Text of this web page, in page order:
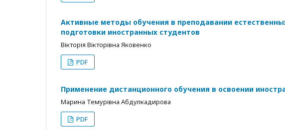
Активные методы обучения в преподавании
подготовки иностранных студентов
Вікторія Вікторівна Яковенко
PDF
Применение дистанционного обучения в освоении
Марина Темурівна Абдулкадирова
PDF